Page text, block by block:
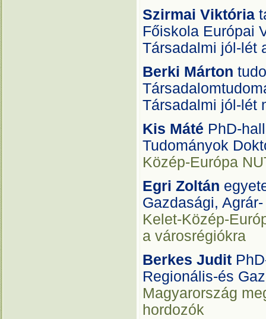
Szirmai Viktória
Főiskola Európai
Társadalmi jól-lét
Berki Márton
Társadalmi jól-lét
Kis Máté PhD-
Tudományok
Közép-Európa
Egri Zoltán
Gazdasági,
Kelet-Közép-
a városrégiókra
Berkes Judit
Regionális-és
Magyarország
hordozók